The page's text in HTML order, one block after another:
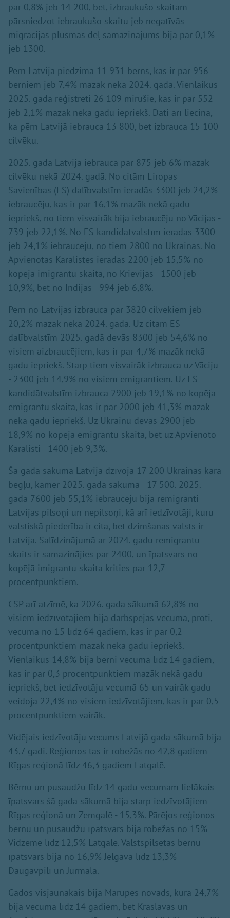
par 0,8% jeb 14 200, bet, izbraukušo skaitam
pārsniedzot iebraukušo skaitu jeb negatīvās
migrācijas plūsmas dēļ samazinājums bija par 0,1%
jeb 1300.
Pērn Latvijā piedzima 11 931 bērns, kas ir par 956
bērniem jeb 7,4% mazāk nekā 2024. gadā. Vienlaikus
2025. gadā reģistrēti 26 109 mirušie, kas ir par 552
jeb 2,1% mazāk nekā gadu iepriekš. Dati arī liecina,
ka pērn Latvijā iebrauca 13 800, bet izbrauca 15 100
cilvēku.
2025. gadā Latvijā iebrauca par 875 jeb 6% mazāk
cilvēku nekā 2024. gadā. No citām Eiropas
Savienības (ES) dalībvalstīm ieradās 3300 jeb 24,2%
iebraucēju, kas ir par 16,1% mazāk nekā gadu
iepriekš, no tiem visvairāk bija iebraucēju no Vācijas -
739 jeb 22,1%. No ES kandidātvalstīm ieradās 3300
jeb 24,1% iebraucēju, no tiem 2800 no Ukrainas. No
Apvienotās Karalistes ieradās 2200 jeb 15,5% no
kopējā imigrantu skaita, no Krievijas - 1500 jeb
10,9%, bet no Indijas - 994 jeb 6,8%.
Pērn no Latvijas izbrauca par 3820 cilvēkiem jeb
20,2% mazāk nekā 2024. gadā. Uz citām ES
dalībvalstīm 2025. gadā devās 8300 jeb 54,6% no
visiem aizbraucējiem, kas ir par 4,7% mazāk nekā
gadu iepriekš. Starp tiem visvairāk izbrauca uz Vāciju
- 2300 jeb 14,9% no visiem emigrantiem. Uz ES
kandidātvalstīm izbrauca 2900 jeb 19,1% no kopēja
emigrantu skaita, kas ir par 2000 jeb 41,3% mazāk
nekā gadu iepriekš. Uz Ukrainu devās 2900 jeb
18,9% no kopējā emigrantu skaita, bet uz Apvienoto
Karalisti - 1400 jeb 9,3%.
Šā gada sākumā Latvijā dzīvoja 17 200 Ukrainas kara
bēgļu, kamēr 2025. gada sākumā - 17 500. 2025.
gadā 7600 jeb 55,1% iebraucēju bija remigranti -
Latvijas pilsoņi un nepilsoņi, kā arī iedzīvotāji, kuru
valstiskā piederība ir cita, bet dzimšanas valsts ir
Latvija. Salīdzinājumā ar 2024. gadu remigrantu
skaits ir samazinājies par 2400, un īpatsvars no
kopējā imigrantu skaita krities par 12,7
procentpunktiem.
CSP arī atzīmē, ka 2026. gada sākumā 62,8% no
visiem iedzīvotājiem bija darbspējas vecumā, proti,
vecumā no 15 līdz 64 gadiem, kas ir par 0,2
procentpunktiem mazāk nekā gadu iepriekš.
Vienlaikus 14,8% bija bērni vecumā līdz 14 gadiem,
kas ir par 0,3 procentpunktiem mazāk nekā gadu
iepriekš, bet iedzīvotāju vecumā 65 un vairāk gadu
veidoja 22,4% no visiem iedzīvotājiem, kas ir par 0,5
procentpunktiem vairāk.
Vidējais iedzīvotāju vecums Latvijā gada sākumā bija
43,7 gadi. Reģionos tas ir robežās no 42,8 gadiem
Rīgas reģionā līdz 46,3 gadiem Latgalē.
Bērnu un pusaudžu līdz 14 gadu vecumam lielākais
īpatsvars šā gada sākumā bija starp iedzīvotājiem
Rīgas reģionā un Zemgalē - 15,3%. Pārējos reģionos
bērnu un pusaudžu īpatsvars bija robežās no 15%
Vidzemē līdz 12,5% Latgalē. Valstspilsētās bērnu
īpatsvars bija no 16,9% Jelgavā līdz 13,3%
Daugavpilī un Jūrmalā.
Gados visjaunākais bija Mārupes novads, kurā 24,7%
bija vecumā līdz 14 gadiem, bet Krāslavas un